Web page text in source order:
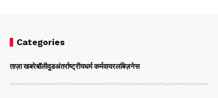
Categories
ताज़ा खबरेबॉलीवुडअंतर्राष्ट्रीयधर्म कर्मवायरलबिज़नेस